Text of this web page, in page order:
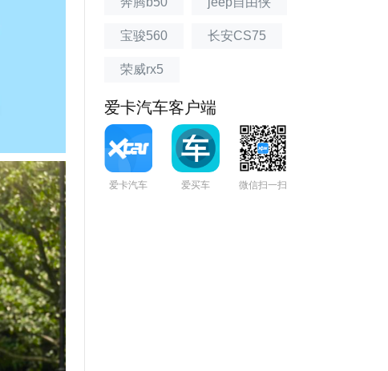
宝骏560 长安CS75
荣威rx5
爱卡汽车客户端
爱卡汽车 爱买车 微信扫一扫